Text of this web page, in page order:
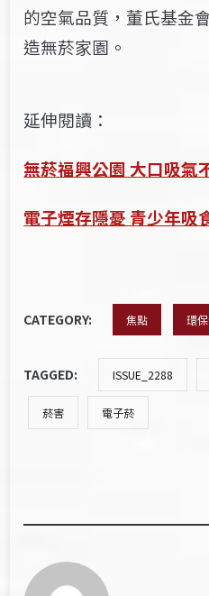
的空氣品質，董氏基金
造無菸家園。
延伸閱讀：
無菸福興公園 大口吸氣
電子煙存隱憂 青少年吸
CATEGORY: 焦點 環
TAGGED: ISSUE_2288
菸害 電子菸